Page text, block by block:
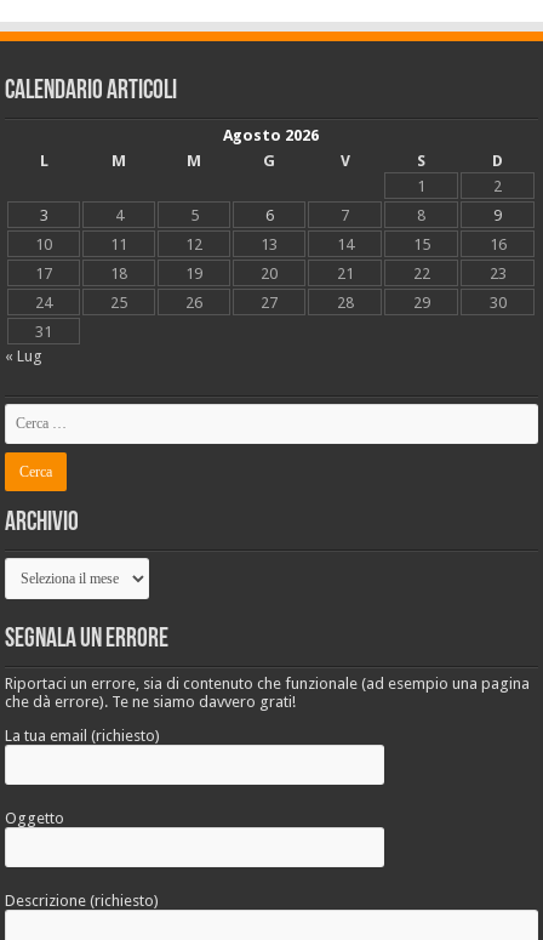
Calendario articoli
Agosto 2026
L
M M G V S
D
1
2
3
4 5 6 7 8
9
10
11 12 13 14 15
16
17
18 19 20 21 22
23
24
25 26 27 28 29
30
31
« Lug
Archivio
Archivio
Segnala un errore
Riportaci un errore, sia di contenuto che funzionale (ad esempio una pagina
che dà errore). Te ne siamo davvero grati!
La tua email (richiesto)
Oggetto
Descrizione (richiesto)